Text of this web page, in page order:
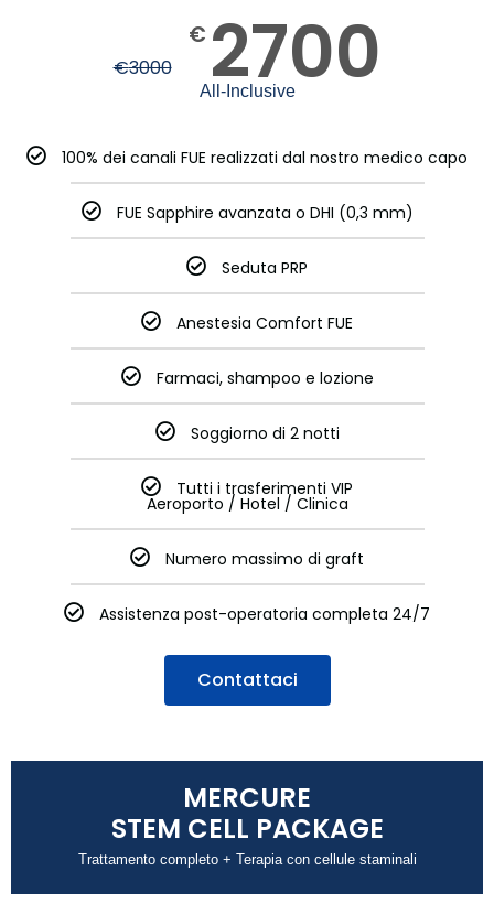
€3000
€ 2700
All-Inclusive
100% dei canali FUE realizzati dal nostro medico capo
FUE Sapphire avanzata o DHI (0,3 mm)
Seduta PRP
Anestesia Comfort FUE
Farmaci, shampoo e lozione
Soggiorno di 2 notti
Tutti i trasferimenti VIP
Aeroporto / Hotel / Clinica
Numero massimo di graft
Assistenza post-operatoria completa 24/7
Contattaci
MERCURE
STEM CELL PACKAGE
Trattamento completo + Terapia con cellule staminali